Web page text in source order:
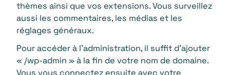
thèmes ainsi que vos extensions. Vous surveillez
aussi les commentaires, les médias et les
réglages généraux.
Pour accéder à l’administration, il suffit d’ajouter
« /wp-admin » à la fin de votre nom de domaine.
Vous vous connectez ensuite avec votre